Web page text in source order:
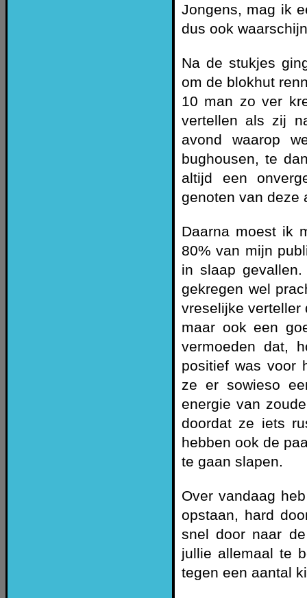
Jongens, mag ik
dus ook
Na de stukjes
om de blokhut
10 man zo ver
vertellen als zij
avond waarop
bughousen, te
altijd een
genoten van deze
Daarna moest ik
80% van mijn
in slaap
gekregen wel
vreselijke verteller
maar ook een
vermoeden dat,
positief was voor
ze er sowieso
energie van
doordat ze iets
hebben ook de
te gaan slapen.
Over vandaag
opstaan, hard
snel door naar
jullie allemaal te
tegen een aantal